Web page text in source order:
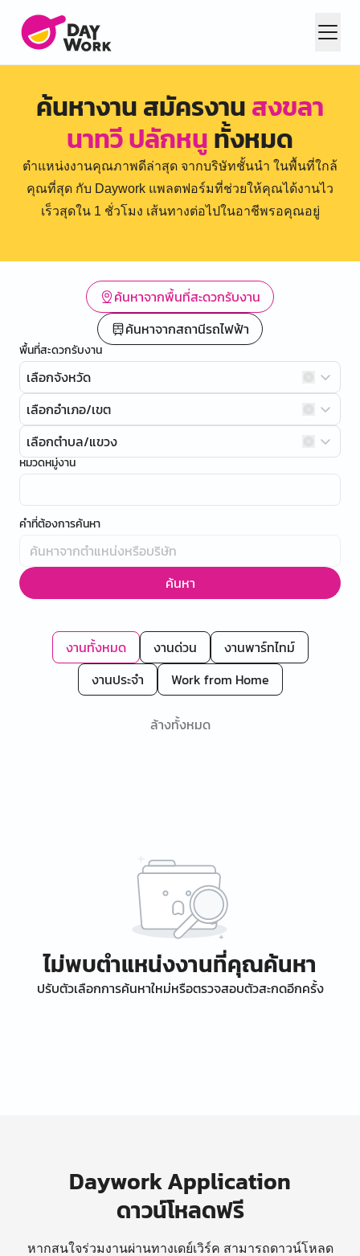
ค้นหางาน สมัครงานสงขลา
นาทวี ปลักหนูทั้งหมด
ตำแหน่งงานคุณภาพดีล่าสุด จากบริษัทชั้นนำ ในพื้นที่ใกล้
คุณที่สุด กับ Daywork แพลตฟอร์มที่ช่วยให้คุณได้งานไว
เร็วสุดใน 1 ชั่วโมง เส้นทางต่อไปในอาชีพรอคุณอยู่
ค้นหาจากพื้นที่สะดวกรับงาน
ค้นหาจากสถานีรถไฟฟ้า
พื้นที่สะดวกรับงาน
เลือกจังหวัด
เลือกอำเภอ/เขต
เลือกตำบล/แขวง
หมวดหมู่งาน
คำที่ต้องการค้นหา
ค้นหา
งานทั้งหมด งานด่วน
งานพาร์ทไทม์
งานประจำ
Work from Home
ล้างทั้งหมด
ไม่พบตำแหน่งงานที่คุณค้นหา
ปรับตัวเลือกการค้นหาใหม่หรือตรวจสอบตัวสะกดอีกครั้ง
Daywork Application
ดาวน์โหลดฟรี
หากสนใจร่วมงานผ่านทางเดย์เวิร์ค สามารถดาวน์โหลด